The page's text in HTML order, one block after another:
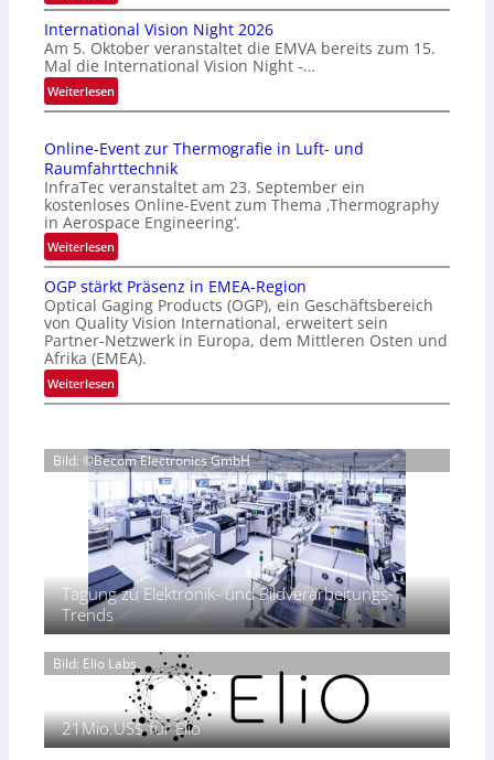
H
o
m
e
p
a
e
‚
H
y
p
e
r
s
p
e
c
t
r
l
N
w
s
International Vision Night 2026
Am 5. Oktober veranstaltet die EMVA bereits zum 15.
Mal die International Vision Night -…
Weiterlesen:
I
t
e
r
n
a
t
o
n
a
l
V
i
i
o
N
g
h
t
2
0
2
6
Online-Event zur Thermografie in Luft- und
Raumfahrttechnik
InfraTec veranstaltet am 23. September ein
kostenloses Online-Event zum Thema ‚Thermography
in Aerospace Engineering‘.
Weiterlesen:
O
n
l
i
n
e
-
e
n
t
z
u
T
h
e
m
r
a
OGP stärkt Präsenz in EMEA-Region
Optical Gaging Products (OGP), ein Geschäftsbereich
von Quality Vision International, erweitert sein
Partner-Netzwerk in Europa, dem Mittleren Osten und
Afrika (EMEA).
Weiterlesen:
O
s
ä
r
k
t
P
r
ä
s
e
z
i
Bild: ©Becom Electronics GmbH
Tagung zu Elektronik- und Bildverarbeitungs-
Trends
Bild: Elio Labs.
21Mio.US$ für Elio